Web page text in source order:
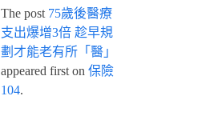
The post 75歲後醫療
支出爆增3倍 趁早規
劃才能老有所「醫」
appeared first on 保險
104.